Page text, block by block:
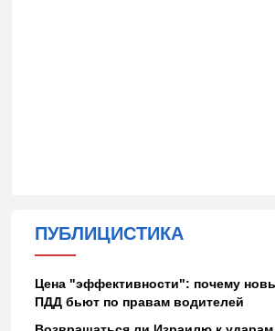
ПУБЛИЦИСТИКА
Цена "эффективности": почему
ПДД бьют по правам водителей